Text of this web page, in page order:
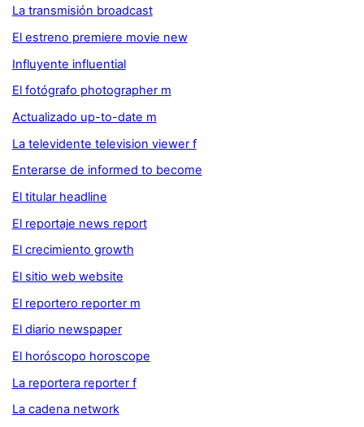
La transmisión broadcast
El estreno premiere movie new
Influyente influential
El fotógrafo photographer m
Actualizado up-to-date m
La televidente television viewer f
Enterarse de informed to become
El titular headline
El reportaje news report
El crecimiento growth
El sitio web website
El reportero reporter m
El diario newspaper
El horóscopo horoscope
La reportera reporter f
La cadena network